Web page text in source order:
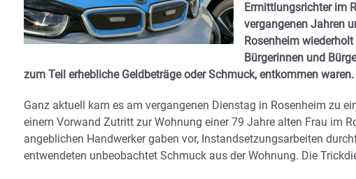
Ermittlungsrichter im
vergangenen Jahren
Rosenheim
Bürgerinnen und
zum Teil erhebliche Geldbeträge oder Schmuck, entkommen waren.
Ganz aktuell kam es am vergangenen Dienstag in Rosenheim zu
einem Vorwand Zutritt zur Wohnung einer 79 Jahre alten Frau im
angeblichen Handwerker gaben vor, Instandsetzungsarbeiten
entwendeten unbeobachtet Schmuck aus der Wohnung. Die